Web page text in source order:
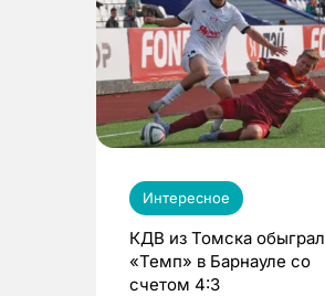
Интересное
КДВ из Томска обыграл
«Темп» в Барнауле со
счетом 4:3